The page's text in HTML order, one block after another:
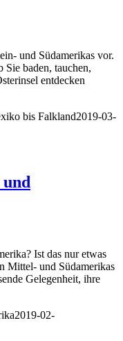
und Südamerikas vor.
baden, tauchen,
entdecken
bis Falkland2019-03-
Ist das nur etwas
Mittel- und Südamerikas
Gelegenheit, ihre
2019-02-